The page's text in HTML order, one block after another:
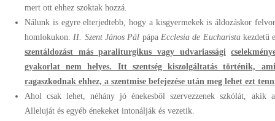
mert ott ehhez szoktak hozzá.
Nálunk is egyre elterjedtebb, hogy a kisgyermekek is áldozáskor
homlokukon.II. Szent János Pál pápaEcclesia de Eucharistakezdetű
szentáldozást más paraliturgikus vagy udvariassági
gyakorlat nem helyes. Itt szentség kiszolgáltatás történik,
ragaszkodnak ehhez, a szentmise befejezése után meg lehet ezt
Ahol csak lehet, néhány jó énekesből szervezzenek szkólát, akik
Alleluját és egyéb énekeket intonálják és vezetik.